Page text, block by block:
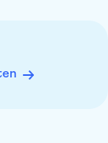
Dan mag je
zonnebril voor